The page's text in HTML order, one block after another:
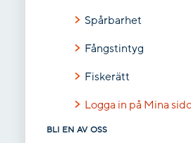
Spårbarhet
Fångstintyg
Fiskerätt
Logga in på Mina
BLI EN AV OSS